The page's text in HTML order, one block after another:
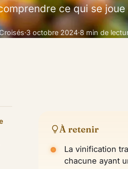
ce qui se
·3 octobre 2024·8 min de
À retenir
La vinification
chacune ayant